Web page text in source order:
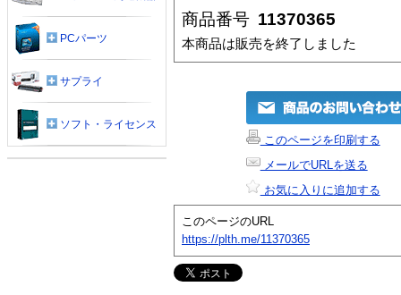
商品番号 11370365
本商品は販売を終了しました
このページを印刷する
メールでURLを送る
お気に入りに追加する
このページのURL
https://plth.me/11370365
PCパーツ
サプライ
ソフト・ライセンス